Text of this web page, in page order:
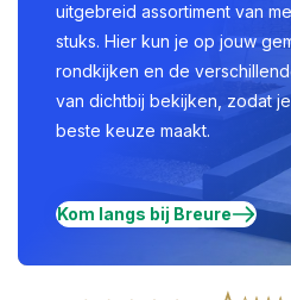
uitgebreid assortiment van
stuks. Hier kun je op jouw
rondkijken en de
van dichtbij bekijken, zodat
beste keuze maakt.
Kom langs bij Breure